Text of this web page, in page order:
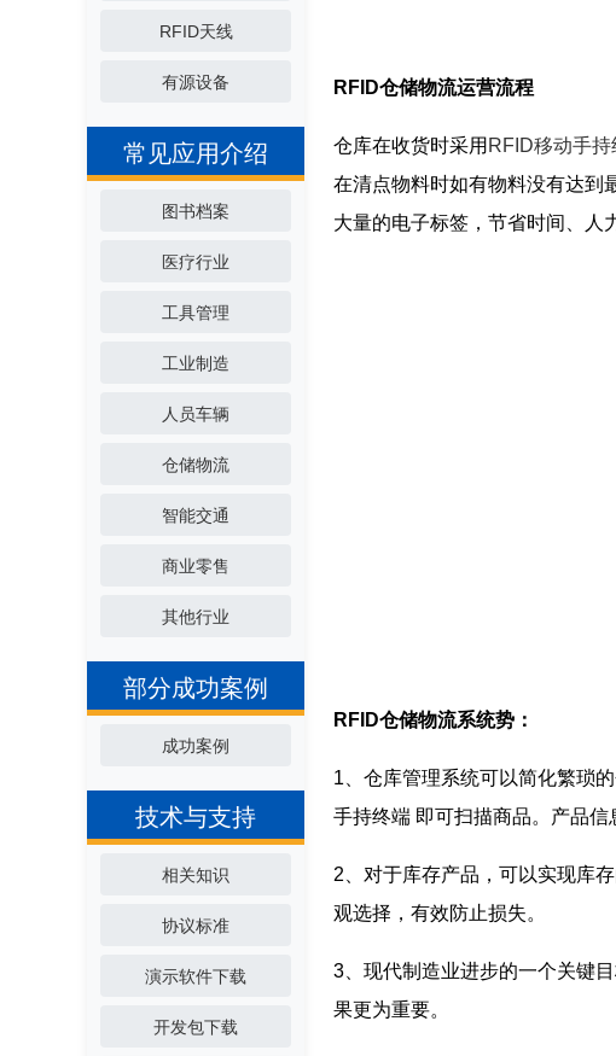
RFID天线
有源设备
常见应用介绍
图书档案
医疗行业
工具管理
工业制造
人员车辆
仓储物流
智能交通
商业零售
其他行业
部分成功案例
成功案例
技术与支持
相关知识
协议标准
演示软件下载
开发包下载
RFID仓储物流运营流程
仓库在收货时采用 RFID移动手持
在清点物料时如有物料没有达到
大量的电子标签，节省时间、人
RFID仓储物流系统势：
1、仓库管理系统可以简化繁琐
手持终端 即可扫描商品。产品信
2、对于库存产品，可以实现库
观选择，有效防止损失。
3、现代制造业进步的一个关键
果更为重要。